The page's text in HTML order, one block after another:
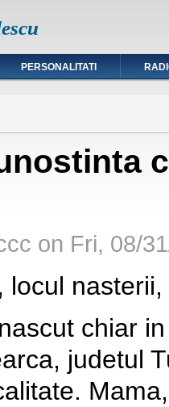
PERSONALITATI
on Fri, 08/
locul
chiar
judetul